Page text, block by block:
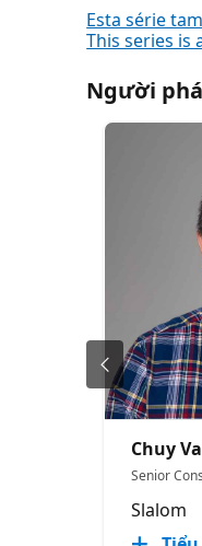
Esta série
This series is
Người
Chuy
Senior
Slalom